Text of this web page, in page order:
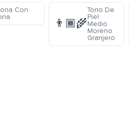
Con
👨🏾‍🌾
Tono De
Piel
Medio
Moreno
Granjero